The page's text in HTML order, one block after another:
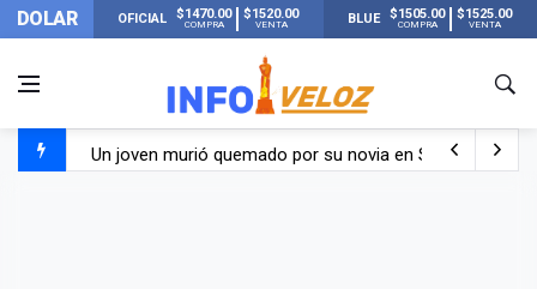
DOLAR OFICIAL $1470.00
COMPRA
$1520.00
VENTA BLUE $1505.00
COMPRA
$1525.00
VENTA
Un joven murió quemado por su novia en San Luis: